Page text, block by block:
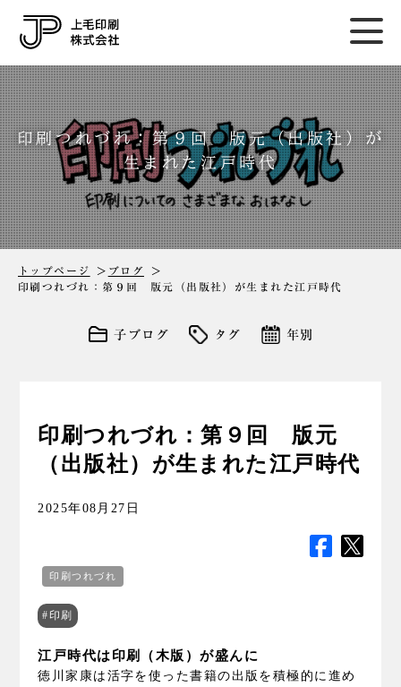
印刷つれづれ：第９回 版元（出版社）が
生まれた江戸時代
トップページ
ブログ
印刷つれづれ：第９回 版元（出版社）が生まれた江戸時代
子ブログ タグ 年別
印刷つれづれ：第９回 版元
（出版社）が生まれた江戸時代
2025年08月27日
印刷つれづれ
#印刷
江戸時代は印刷（木版）が盛んに
徳川家康は活字を使った書籍の出版を積極的に進め